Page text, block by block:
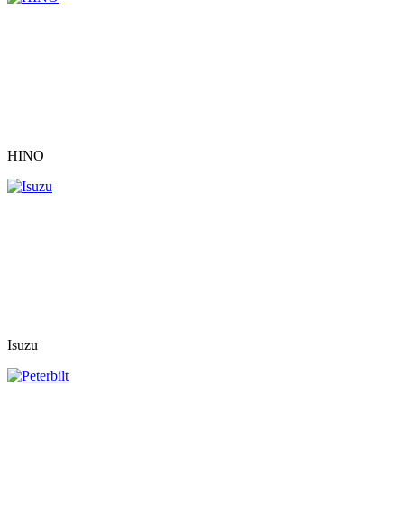
HINO
Isuzu